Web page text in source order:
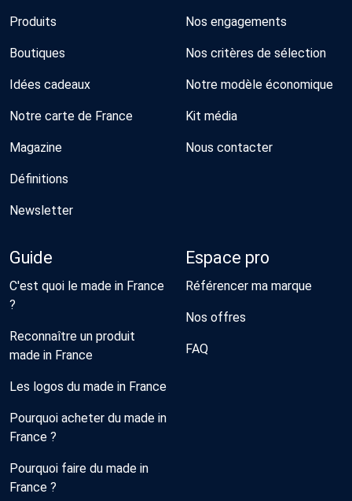
Produits
Boutiques
Idées cadeaux
Notre carte de France
Magazine
Définitions
Newsletter
Nos engagements
Nos critères de sélection
Notre modèle économique
Kit média
Nous contacter
Guide
C'est quoi le made in France
?
Reconnaître un produit
made in France
Les logos du made in France
Pourquoi acheter du made in
France ?
Pourquoi faire du made in
France ?
Espace pro
Référencer ma marque
Nos offres
FAQ